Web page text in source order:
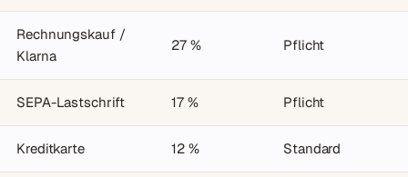
Rechnungskauf /
Klarna
27 % Pflicht
SEPA-Lastschrift 17 % Pflicht
Kreditkarte 12 % Standard